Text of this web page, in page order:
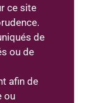
ce site
de
ou de
afin de
ou